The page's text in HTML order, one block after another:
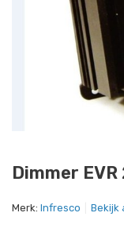
Dimmer
Merk: Infresco Bekijk